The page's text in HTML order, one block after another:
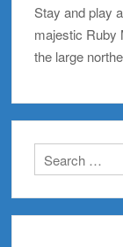
Stay and play
majestic Ruby
the large